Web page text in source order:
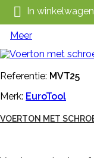
 In winkelwagen
Meer
Referentie: MVT25
Merk: EuroTool
VOERTON MET